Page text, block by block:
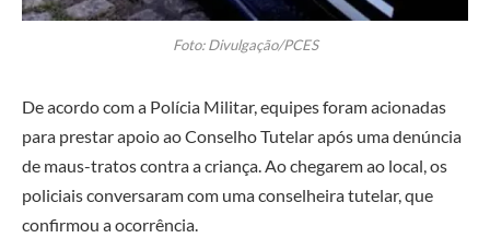
Foto: Divulgação/PCES
De acordo com a Polícia Militar, equipes foram acionadas
para prestar apoio ao Conselho Tutelar após uma denúncia
de maus-tratos contra a criança. Ao chegarem ao local, os
policiais conversaram com uma conselheira tutelar, que
confirmou a ocorrência.